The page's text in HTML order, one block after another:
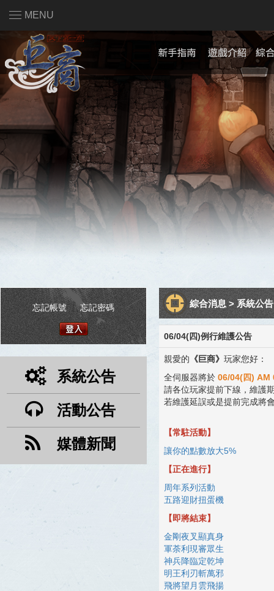
MENU
註冊會員
忘記帳號 | 忘記密碼
系統公告
活動公告
媒體新聞
綜合消息 > 系統公
06/04(四)例行維護公告
親愛的 《巨商》 玩家您好：
全伺服器將於 06/04(四) AM
請各位玩家提前下線，維護
若維護延誤或是提前完成將
【常駐活動】
讓你的點數放大5%
【正在進行】
周年系列活動
五路迎財扭蛋機
【即將結束】
金剛夜叉顯真身
軍荼利現審眾生
神兵降臨定乾坤
明王利刃斬萬邪
飛將望月雲飛揚